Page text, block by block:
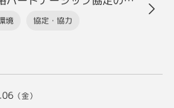
境 協定・協力
（金）